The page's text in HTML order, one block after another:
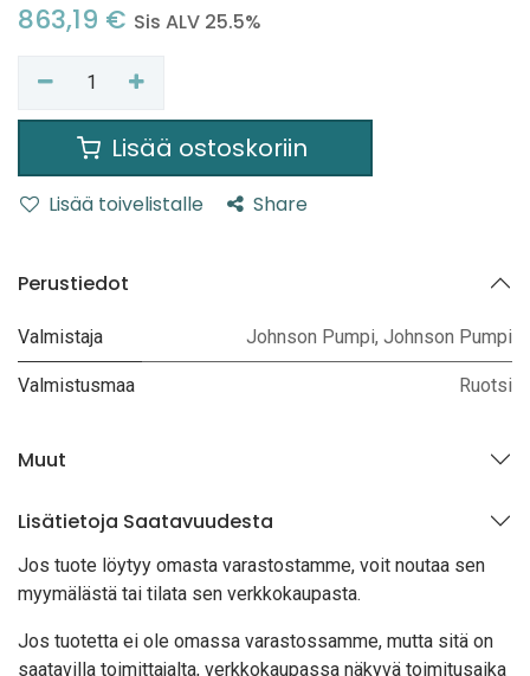
863,19 € Sis ALV 25.5%
Lisää ostoskoriin
Lisää toivelistalle Share
Perustiedot
Valmistaja Johnson Pumpi, Johnson Pumpi
Valmistusmaa Ruotsi
Muut
Lisätietoja Saatavuudesta
Jos tuote löytyy omasta varastostamme, voit noutaa sen
myymälästä tai tilata sen verkkokaupasta.
Jos tuotetta ei ole omassa varastossamme, mutta sitä on
saatavilla toimittajalta, verkkokaupassa näkyvä toimitusaika